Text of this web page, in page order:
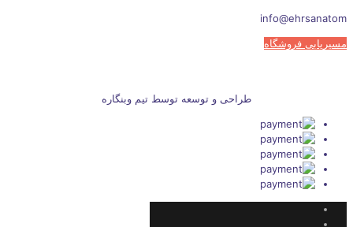
info@ehrsanatom
مسیریابی فروشگاه
طراحی و توسعه توسط تیم وبنگاره